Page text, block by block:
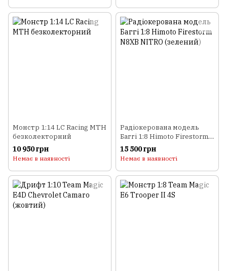
Монстр 1:14 LC Racing MTH
безколекторний
10 950 грн
Немає в наявності
Радіокерована модель
Баггі 1:8 Himoto Firestorm
N8XB NITRO (зелений)
15 500 грн
Немає в наявності